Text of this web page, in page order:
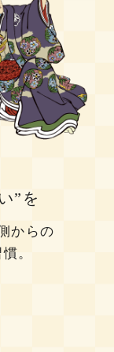
”を
からの
。